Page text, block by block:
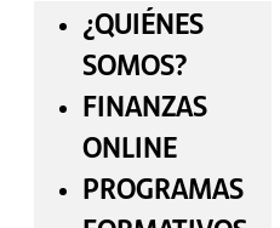
¿QUIÉNES
SOMOS?
FINANZAS
ONLINE
PROGRAMAS